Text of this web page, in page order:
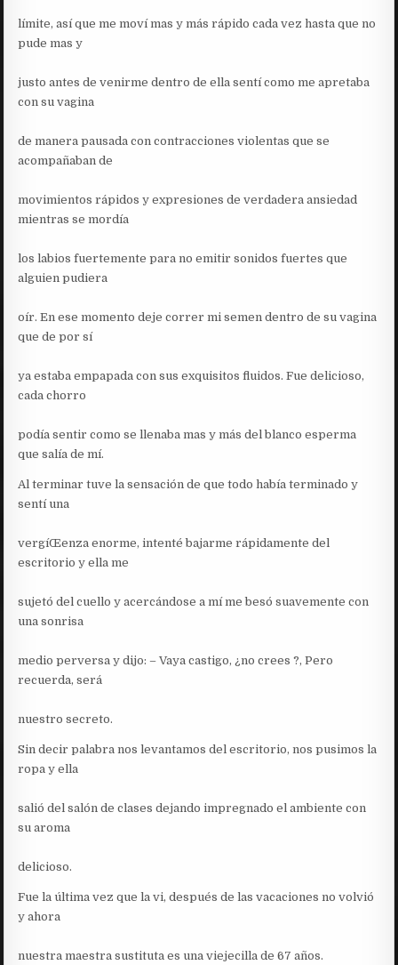
límite, así que me moví mas y más rápido cada vez hasta que no
pude mas y
justo antes de venirme dentro de ella sentí como me apretaba
con su vagina
de manera pausada con contracciones violentas que se
acompañaban de
movimientos rápidos y expresiones de verdadera ansiedad
mientras se mordía
los labios fuertemente para no emitir sonidos fuertes que
alguien pudiera
oír. En ese momento deje correr mi semen dentro de su vagina
que de por sí
ya estaba empapada con sus exquisitos fluidos. Fue delicioso,
cada chorro
podía sentir como se llenaba mas y más del blanco esperma
que salía de mí.
Al terminar tuve la sensación de que todo había terminado y
sentí una
vergíŒenza enorme, intenté bajarme rápidamente del
escritorio y ella me
sujetó del cuello y acercándose a mí me besó suavemente con
una sonrisa
medio perversa y dijo: – Vaya castigo, ¿no crees ?, Pero
recuerda, será
nuestro secreto.
Sin decir palabra nos levantamos del escritorio, nos pusimos la
ropa y ella
salió del salón de clases dejando impregnado el ambiente con
su aroma
delicioso.
Fue la última vez que la vi, después de las vacaciones no volvió
y ahora
nuestra maestra sustituta es una viejecilla de 67 años.